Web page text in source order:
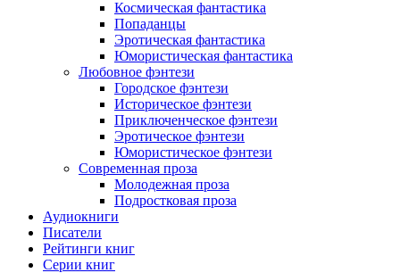
Космическая фантастика
Попаданцы
Эротическая фантастика
Юмористическая фантастика
Любовное фэнтези
Городское фэнтези
Историческое фэнтези
Приключенческое фэнтези
Эротическое фэнтези
Юмористическое фэнтези
Современная проза
Молодежная проза
Подростковая проза
Аудиокниги
Писатели
Рейтинги книг
Серии книг